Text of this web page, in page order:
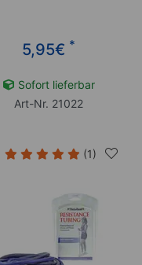
5,95€ *
Sofort lieferbar
Art-Nr. 21022
(1)